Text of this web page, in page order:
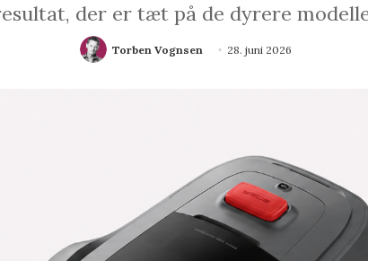
der er tæt på de dyrere
Torben Vognsen 28. juni 2026